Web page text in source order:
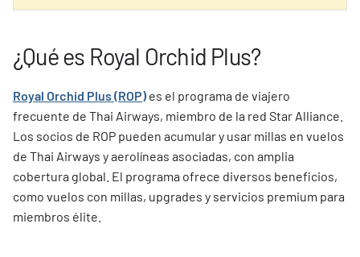
¿Qué es Royal Orchid Plus?
Royal Orchid Plus (ROP) es el programa de viajero
frecuente de Thai Airways, miembro de la red Star Alliance.
Los socios de ROP pueden acumular y usar millas en vuelos
de Thai Airways y aerolíneas asociadas, con amplia
cobertura global. El programa ofrece diversos beneficios,
como vuelos con millas, upgrades y servicios premium para
miembros élite.